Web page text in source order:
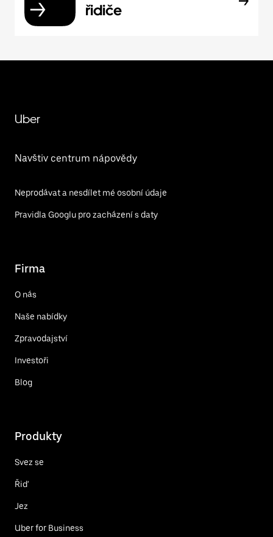
řidiče
Uber
Navštiv centrum nápovědy
Neprodávat a nesdílet mé osobní údaje
Pravidla Googlu pro zacházení s daty
Firma
O nás
Naše nabídky
Zpravodajství
Investoři
Blog
Produkty
Svez se
Řiď
Jez
Uber for Business